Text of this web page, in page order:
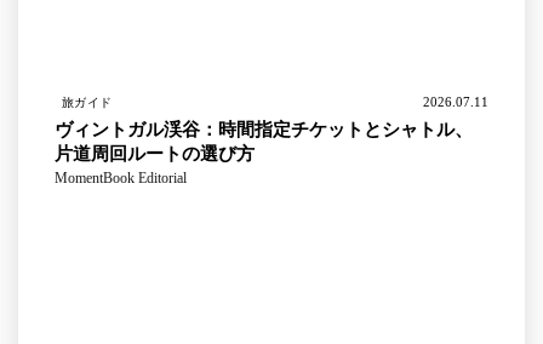
旅ガイド 2026.07.11
ヴィントガル渓谷：時間指定チケットとシャトル、
片道周回ルートの選び方
MomentBook Editorial